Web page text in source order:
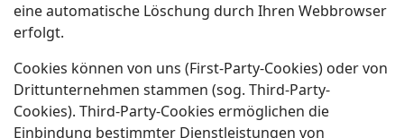
eine automatische Löschung durch Ihren Webbrowser
erfolgt.
Cookies können von uns (First-Party-Cookies) oder von
Drittunternehmen stammen (sog. Third-Party-
Cookies). Third-Party-Cookies ermöglichen die
Einbindung bestimmter Dienstleistungen von